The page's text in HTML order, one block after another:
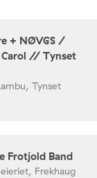
+ NØVGS /
// Tynset
Tynset
Frotjold Band
Frekhaug